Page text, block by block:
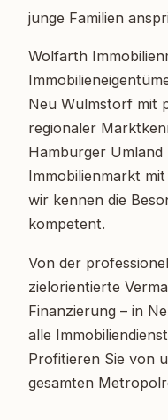
junge Familien
Wolfarth
Neu Wulmstorf mit
regionaler
Hamburger Umland
Immobilienmarkt
wir kennen die
kompetent.
Von der
zielorientierte
Finanzierung – in
alle
Profitieren Sie von
gesamten